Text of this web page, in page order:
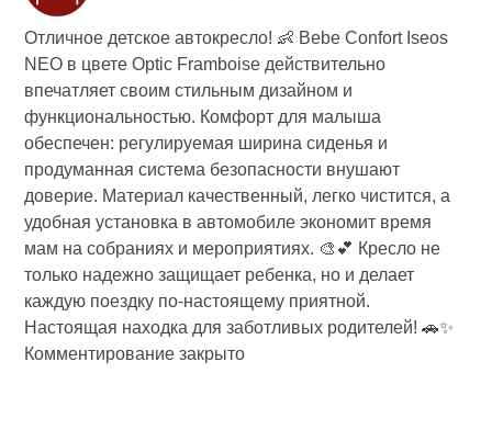
Отличное детское автокресло! 👶 Bebe Confort Iseos
NEO в цвете Optic Framboise действительно
впечатляет своим стильным дизайном и
функциональностью. Комфорт для малыша
обеспечен: регулируемая ширина сиденья и
продуманная система безопасности внушают
доверие. Материал качественный, легко чистится, а
удобная установка в автомобиле экономит время
мам на собраниях и мероприятиях. 🎨💕 Кресло не
только надежно защищает ребенка, но и делает
каждую поездку по-настоящему приятной.
Настоящая находка для заботливых родителей! 🚗✨
Комментирование закрыто